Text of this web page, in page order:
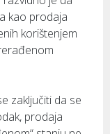
kao prodaja
korištenjem
zaključiti da se
prodaja